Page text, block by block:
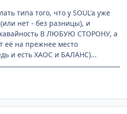
типа того, что у SOUL'a уже
нет - без разницы), и
В ЛЮБУЮ СТОРОНУ, а
на прежнее место
и есть ХАОС и БАЛАНС)...